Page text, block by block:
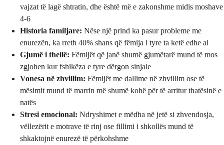
vajzat të lagë shtratin, dhe është më e zakonshme midis moshave
4-6
Historia familjare: Nëse një prind ka pasur probleme me
enurezën, ka rreth 40% shans që fëmija i tyre ta ketë edhe ai
Gjumë i thellë: Fëmijët që janë shumë gjumëtarë mund të mos
zgjohen kur fshikëza e tyre dërgon sinjale
Vonesa në zhvillim: Fëmijët me dallime në zhvillim ose të
mësimit mund të marrin më shumë kohë për të arritur thatësinë e
natës
Stresi emocional: Ndryshimet e mëdha në jetë si zhvendosja,
vëllezërit e motrave të rinj ose fillimi i shkollës mund të
shkaktojnë enurezë të përkohshme